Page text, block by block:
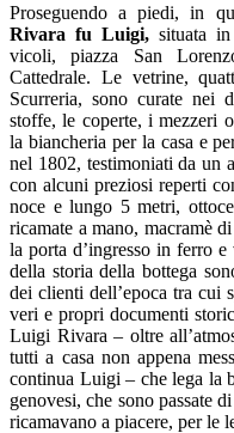
Proseguendo a piedi, in
Rivara fu Luigi, situata
vicoli, piazza San
Cattedrale. Le vetrine,
Scurreria, sono curate nei
stoffe, le coperte, i mezzeri
la biancheria per la casa e
nel 1802, testimoniati da un
con alcuni preziosi reperti
noce e lungo 5 metri,
ricamate a mano, macramè
la porta d’ingresso in ferro
della storia della bottega
dei clienti dell’epoca tra cui
veri e propri documenti
Luigi Rivara – oltre
tutti a casa non appena
continua Luigi – che lega la
genovesi, che sono passate
ricamavano a piacere, per le